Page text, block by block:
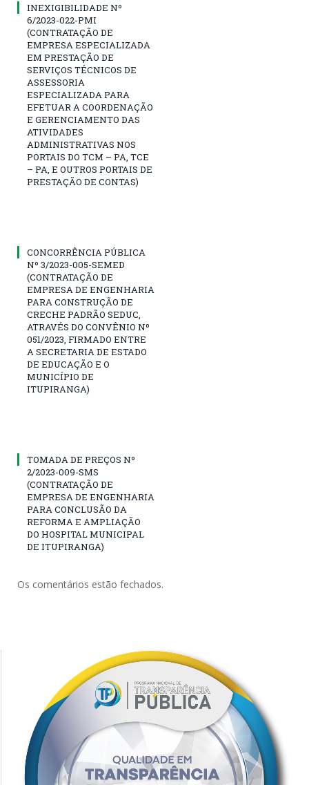
INEXIGIBILIDADE Nº
6/2023-022-PMI
(CONTRATAÇÃO DE
EMPRESA ESPECIALIZADA
EM PRESTAÇÃO DE
SERVIÇOS TÉCNICOS DE
ASSESSORIA
ESPECIALIZADA PARA
EFETUAR A COORDENAÇÃO
E GERENCIAMENTO DAS
ATIVIDADES
ADMINISTRATIVAS NOS
PORTAIS DO TCM – PA, TCE
– PA, E OUTROS PORTAIS DE
PRESTAÇÃO DE CONTAS)
CONCORRÊNCIA PÚBLICA
Nº 3/2023-005-SEMED
(CONTRATAÇÃO DE
EMPRESA DE ENGENHARIA
PARA CONSTRUÇÃO DE
CRECHE PADRÃO SEDUC,
ATRAVÉS DO CONVÊNIO Nº
051/2023, FIRMADO ENTRE
A SECRETARIA DE ESTADO
DE EDUCAÇÃO E O
MUNICÍPIO DE
ITUPIRANGA)
TOMADA DE PREÇOS Nº
2/2023-009-SMS
(CONTRATAÇÃO DE
EMPRESA DE ENGENHARIA
PARA CONCLUSÃO DA
REFORMA E AMPLIAÇÃO
DO HOSPITAL MUNICIPAL
DE ITUPIRANGA)
Os comentários estão fechados.